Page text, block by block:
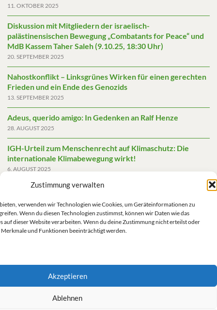
Zustimmung verwalten
verwenden wir Technologien wie Cookies, um Geräteinformationen zu
Wenn du diesen Technologien zustimmst, können wir Daten wie das
auf dieser Website verarbeiten. Wenn du deine Zustimmung nicht erteilst oder
und Funktionen beeinträchtigt werden.
Akzeptieren
Ablehnen
11. OKTOBER 2025
Diskussion mit Mitgliedern der israelisch-
palästinensischen Bewegung „Combatants for Peace“ und
MdB Kassem Taher Saleh (9.10.25, 18:30 Uhr)
20. SEPTEMBER 2025
Nahostkonflikt – Linksgrünes Wirken für einen gerechten
Frieden und ein Ende des Genozids
13. SEPTEMBER 2025
Adeus, querido amigo: In Gedenken an Ralf Henze
28. AUGUST 2025
IGH-Urteil zum Menschenrecht auf Klimaschutz: Die
internationale Klimabewegung wirkt!
6. AUGUST 2025
Friedensgutachten 2025
Die AfD mit mehr Demokratie wegregieren
14. MAI 2025
Impressum/Datenschutz